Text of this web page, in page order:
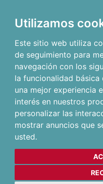
Utilizamos
Este sitio web utiliza
de seguimiento para
navegación con los
la funcionalidad básica
una mejor experiencia
interés en nuestros
personalizar las
mostrar anuncios que
usted.